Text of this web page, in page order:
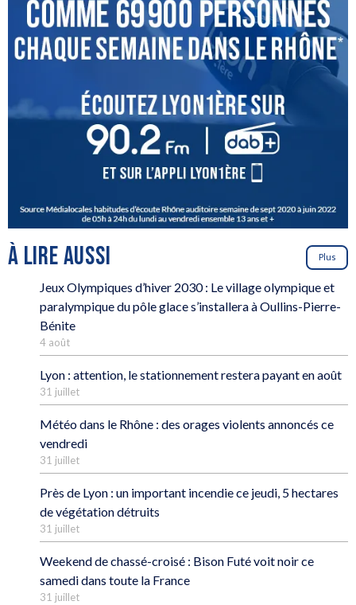
À LIRE AUSSI Plus
Jeux Olympiques d’hiver 2030 : Le village olympique et
paralympique du pôle glace s’installera à Oullins-Pierre-
Bénite
4 août
Lyon : attention, le stationnement restera payant en août
31 juillet
Météo dans le Rhône : des orages violents annoncés ce
vendredi
31 juillet
Près de Lyon : un important incendie ce jeudi, 5 hectares
de végétation détruits
31 juillet
Weekend de chassé-croisé : Bison Futé voit noir ce
samedi dans toute la France
31 juillet